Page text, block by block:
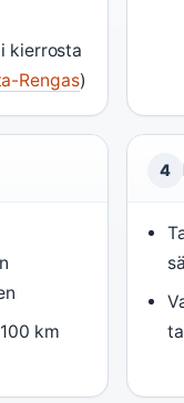
kierrosta
Rengas)
km
4